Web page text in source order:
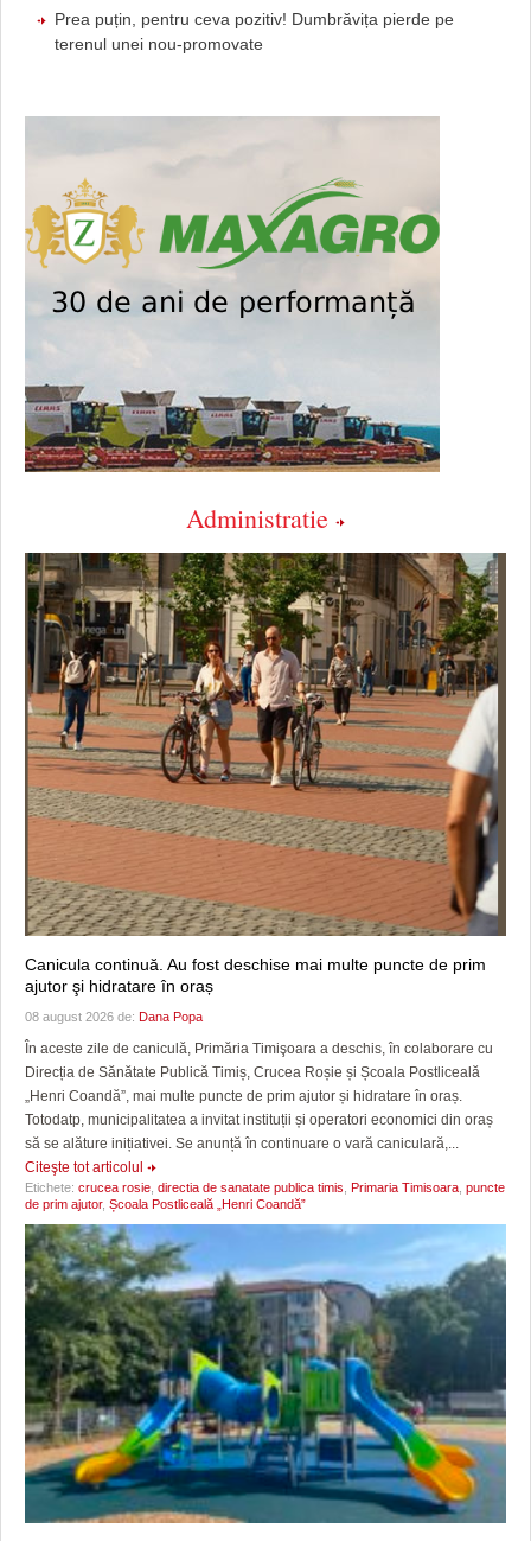
Prea puțin, pentru ceva pozitiv! Dumbrăvița pierde pe
terenul unei nou-promovate
Administratie
Canicula continuă. Au fost deschise mai multe puncte de prim
ajutor şi hidratare în oraș
08 august 2026 de: Dana Popa
În aceste zile de caniculă, Primăria Timişoara a deschis, în colaborare cu
Direcția de Sănătate Publică Timiș, Crucea Roșie și Școala Postliceală
„Henri Coandă”, mai multe puncte de prim ajutor și hidratare în oraș.
Totodatp, municipalitatea a invitat instituții și operatori economici din oraș
să se alăture inițiativei. Se anunță în continuare o vară caniculară,...
Citeşte tot articolul
Etichete: crucea rosie directia de sanatate publica timis Primaria Timisoara puncte
de prim ajutor, Școala Postliceală „Henri Coandă”